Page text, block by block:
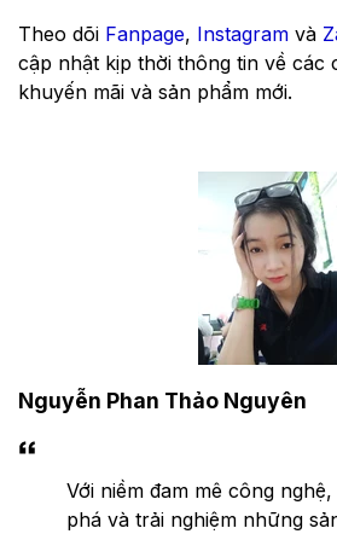
Theo dõi Fanpage, Instagram và
cập nhật kịp thời thông tin về các
khuyến mãi và sản phẩm mới.
Nguyễn Phan Thảo Nguyên
Với niềm đam mê công
phá và trải nghiệm những